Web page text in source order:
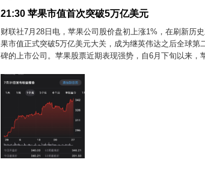
21:30 苹果市值首次突破5万亿美元
财联社7月28日电，苹果公司股价盘初上涨1%，在刷新历
果市值正式突破5万亿美元大关，成为继英伟达之后全球第
碑的上市公司。苹果股票近期表现强势，自6月下旬以来，
0.8%的涨幅。而英伟达当前总市值约为4.7万亿美元，位居
排行榜第二位。